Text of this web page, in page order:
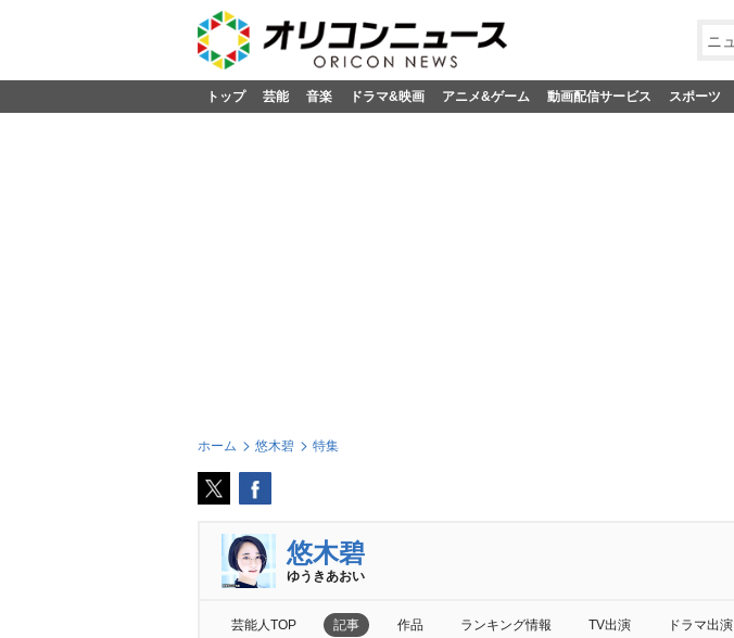
ニ
トップ 芸能 音楽 ドラマ&映画 アニメ&ゲーム 動画配信サービス スポーツ
ホーム 悠木碧 特集
悠木碧
ゆうきあおい
芸能人TOP 記事 作品 ランキング情報 TV出演 ドラマ出演